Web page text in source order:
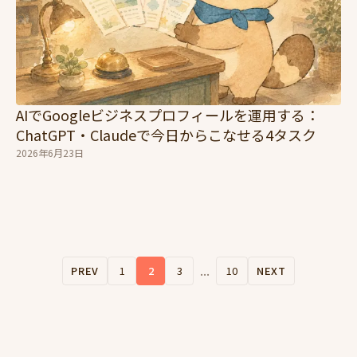
AIでGoogleビジネスプロフィールを運用する：
ChatGPT・Claudeで今日からこなせる4タスク
2026年6月23日
PREV 1 2 3 ... 10 NEXT